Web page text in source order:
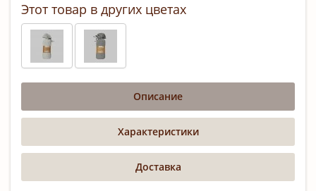
Этот товар в других цветах
Описание
Характеристики
Доставка